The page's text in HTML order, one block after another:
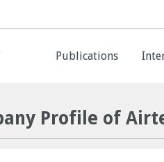
Publications
Publications
Profile of